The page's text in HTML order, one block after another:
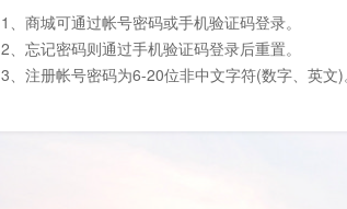
1、商城可通过帐号密码或手机验证码登录。
2、忘记密码则通过手机验证码登录后重置。
3、注册帐号密码为6-20位非中文字符(数字、英文)